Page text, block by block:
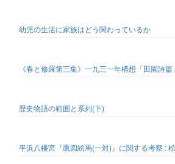
幼児の生活に家族はどう関わっているか
《春と修羅第三集》一九三一年構想「田園詩
歴史物語の範囲と系列(下)
平浜八幡宮『鷹図絵馬(一対)』に関する考察 :